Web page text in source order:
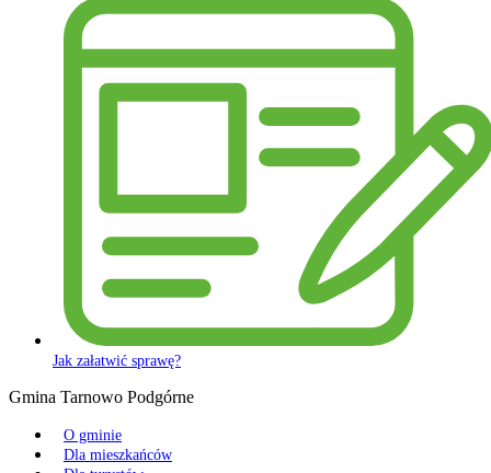
Jak załatwić sprawę?
Gmina Tarnowo Podgórne
O gminie
Dla mieszkańców